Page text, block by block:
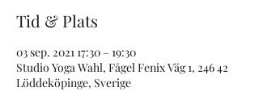
Tid & Plats
03 sep. 2021 17:30 – 19:30
Studio Yoga Wahl, Fågel Fenix Väg 1, 246 42
Löddeköpinge, Sverige